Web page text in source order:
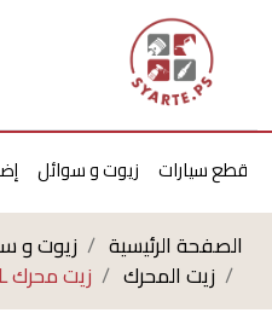
قطع سيارات زيوت و سوائل
الصفحة الرئيسية زيوت و
زيت المحرك زيت محرك Motul Eco 5w30 4L